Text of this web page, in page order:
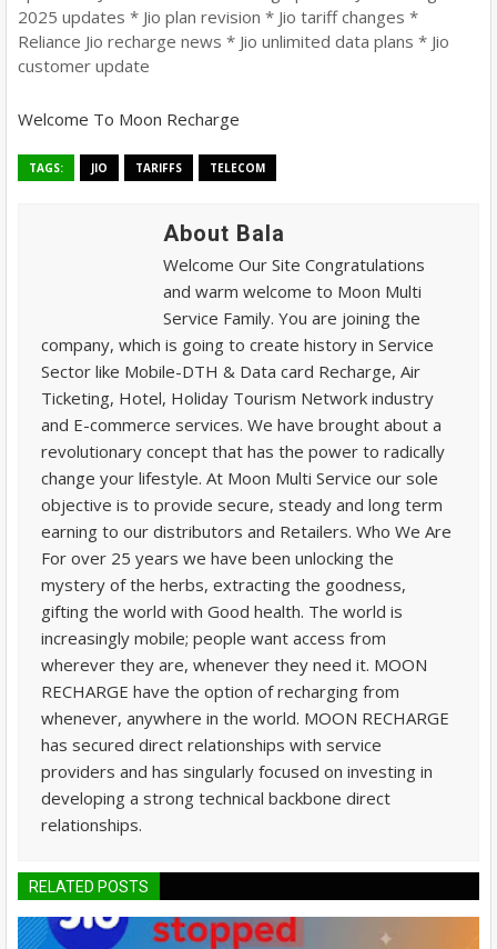
2025 updates * Jio plan revision * Jio tariff changes *
Reliance Jio recharge news * Jio unlimited data plans * Jio
customer update
Welcome To Moon Recharge
TAGS: JIO TARIFFS TELECOM
About Bala
Welcome Our Site Congratulations
and warm welcome to Moon Multi
Service Family. You are joining the
company, which is going to create history in Service
Sector like Mobile-DTH & Data card Recharge, Air
Ticketing, Hotel, Holiday Tourism Network industry
and E-commerce services. We have brought about a
revolutionary concept that has the power to radically
change your lifestyle. At Moon Multi Service our sole
objective is to provide secure, steady and long term
earning to our distributors and Retailers. Who We Are
For over 25 years we have been unlocking the
mystery of the herbs, extracting the goodness,
gifting the world with Good health. The world is
increasingly mobile; people want access from
wherever they are, whenever they need it. MOON
RECHARGE have the option of recharging from
whenever, anywhere in the world. MOON RECHARGE
has secured direct relationships with service
providers and has singularly focused on investing in
developing a strong technical backbone direct
relationships.
RELATED POSTS